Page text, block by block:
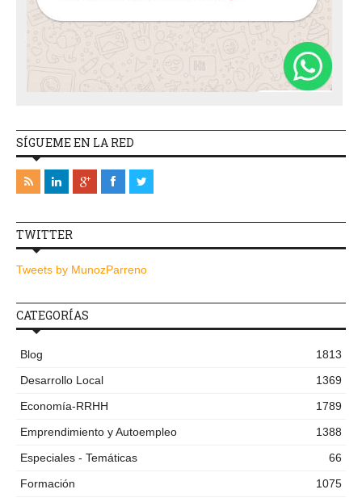
SÍGUEME EN LA RED
TWITTER
Tweets by MunozParreno
CATEGORÍAS
Blog
1813
Desarrollo Local
1369
Economía-RRHH
1789
Emprendimiento y Autoempleo
1388
Especiales - Temáticas
66
Formación
1075